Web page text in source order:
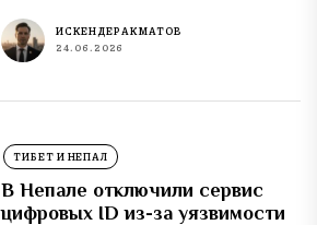
ИСКЕНДЕР АКМАТОВ
24.06.2026
ТИБЕТ И НЕПАЛ
В Непале отключили сервис
цифровых ID из-за уязвимости